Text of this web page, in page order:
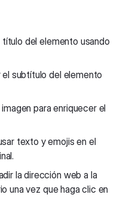
del elemento usando
subtítulo del elemento
para enriquecer el
texto y emojis en el
la dirección web a la
una vez que haga clic en